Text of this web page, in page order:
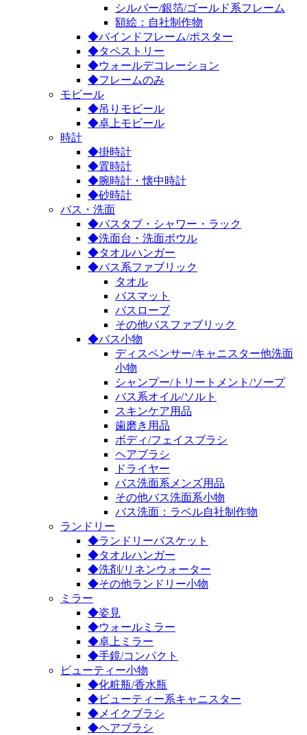
シルバー/銀箔/ゴールド系フレーム
額絵：自社制作物
◆バインドフレーム/ポスター
◆タペストリー
◆ウォールデコレーション
◆フレームのみ
モビール
◆吊りモビール
◆卓上モビール
時計
◆掛時計
◆置時計
◆腕時計・懐中時計
◆砂時計
バス・洗面
◆バスタブ・シャワー・ラック
◆洗面台・洗面ボウル
◆タオルハンガー
◆バス系ファブリック
タオル
バスマット
バスローブ
その他バスファブリック
◆バス小物
ディスペンサー/キャニスター他洗面
小物
シャンプー/トリートメント/ソープ
バス系オイル/ソルト
スキンケア用品
歯磨き用品
ボディ/フェイスブラシ
ヘアブラシ
ドライヤー
バス洗面系メンズ用品
その他バス洗面系小物
バス洗面：ラベル自社制作物
ランドリー
◆ランドリーバスケット
◆タオルハンガー
◆洗剤/リネンウォーター
◆その他ランドリー小物
ミラー
◆姿見
◆ウォールミラー
◆卓上ミラー
◆手鏡/コンパクト
ビューティー小物
◆化粧瓶/香水瓶
◆ビューティー系キャニスター
◆メイクブラシ
◆ヘアブラシ